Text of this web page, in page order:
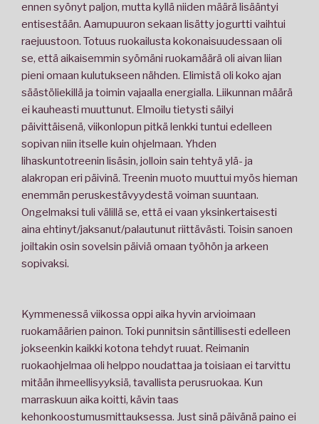
ennen syönyt paljon, mutta kyllä niiden määrä lisääntyi
entisestään. Aamupuuron sekaan lisätty jogurtti vaihtui
raejuustoon. Totuus ruokailusta kokonaisuudessaan oli
se, että aikaisemmin syömäni ruokamäärä oli aivan liian
pieni omaan kulutukseen nähden. Elimistä oli koko ajan
säästöliekillä ja toimin vajaalla energialla. Liikunnan määrä
ei kauheasti muuttunut. Elmoilu tietysti säilyi
päivittäisenä, viikonlopun pitkä lenkki tuntui edelleen
sopivan niin itselle kuin ohjelmaan. Yhden
lihaskuntotreenin lisäsin, jolloin sain tehtyä ylä- ja
alakropan eri päivinä. Treenin muoto muuttui myös hieman
enemmän peruskestävyydestä voiman suuntaan.
Ongelmaksi tuli välillä se, että ei vaan yksinkertaisesti
aina ehtinyt/jaksanut/palautunut riittävästi. Toisin sanoen
joiltakin osin sovelsin päiviä omaan työhön ja arkeen
sopivaksi.
Kymmenessä viikossa oppi aika hyvin arvioimaan
ruokamäärien painon. Toki punnitsin säntillisesti edelleen
jokseenkin kaikki kotona tehdyt ruuat. Reimanin
ruokaohjelmaa oli helppo noudattaa ja toisiaan ei tarvittu
mitään ihmeellisyyksiä, tavallista perusruokaa. Kun
marraskuun aika koitti, kävin taas
kehonkoostumusmittauksessa. Just sinä päivänä paino ei